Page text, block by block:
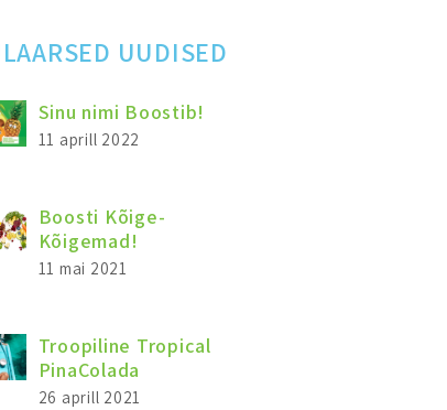
UUDISED
Sinu nimi Boostib!
11 aprill 2022
Boosti Kõige-
Kõigemad!
11 mai 2021
Troopiline Tropical
PinaColada
26 aprill 2021